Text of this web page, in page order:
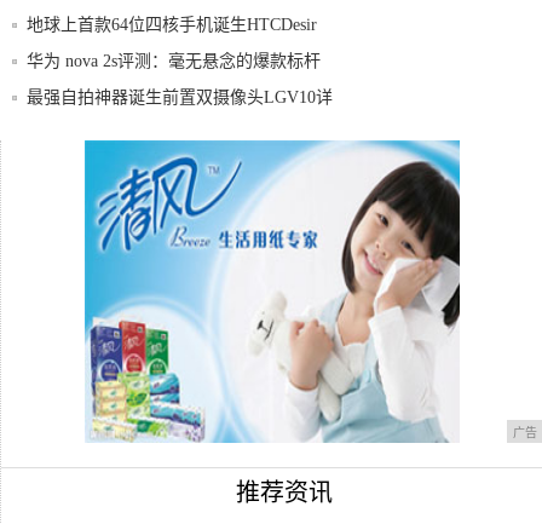
地球上首款64位四核手机诞生HTCDesir
华为 nova 2s评测：毫无悬念的爆款标杆
最强自拍神器诞生前置双摄像头LGV10详
微信八连开!这样的手机价格不足1000
广告
推荐资讯